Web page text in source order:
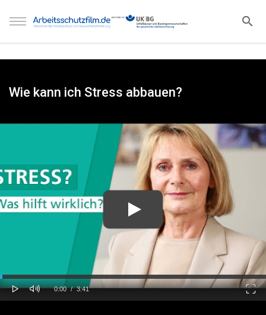
Wie kann ich Stress abbauen?
Current
0:00 / Duration
3:41